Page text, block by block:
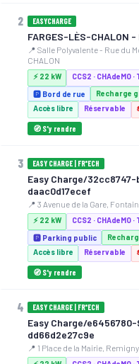
2 EASYCHARGE
FARGES-LÈS-CHALON
📍 Salle Polyvalente - Rue du
CHALON
⚡ 22 kW CCS2 · CHAdeMO ·
🅿️ Bord de rue
Recharge
Accès libre
Réservable
🧭 S'y rendre
3 EASY CHARGE | FR*ECH
Easy Charge/
daac0d17ecef
📍 3 Avenue de la Gare,
⚡ 22 kW CCS2 · CHAdeMO ·
🅿️ Parking public
Accès libre
Réservable
🧭 S'y rendre
4 EASY CHARGE | FR*ECH
Easy Charge/
dd66d2e27c9e
📍 1 Place de la Mairie,